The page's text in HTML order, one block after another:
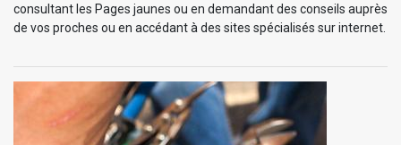
consultant les Pages jaunes ou en demandant des conseils auprès
de vos proches ou en accédant à des sites spécialisés sur internet.